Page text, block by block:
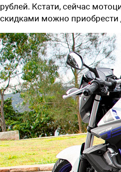
рублей. Кстати, сейчас
скидками можно